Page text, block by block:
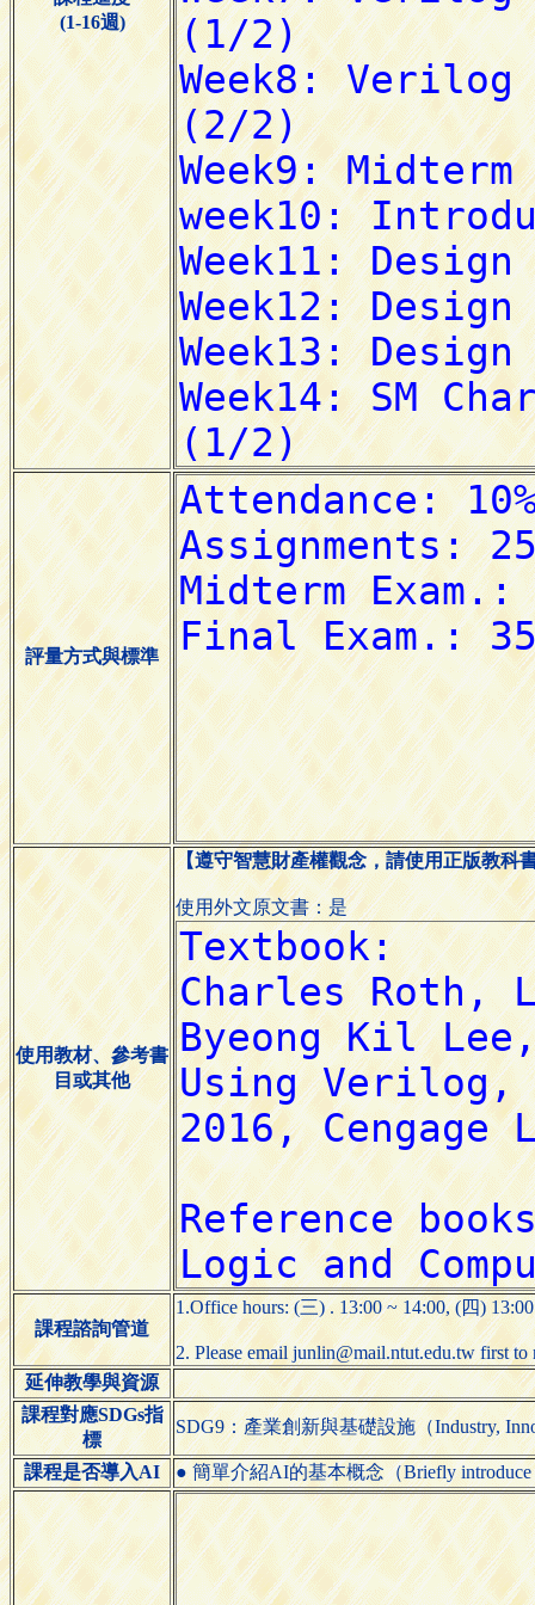
(1-16週)
評量方式與標準
使用教材、參考書
目或其他
【遵守智慧財產權觀念，請使用正版教科
使用外文原文書：是
課程諮詢管道
1.Office hours: (三) . 13:00 ~ 14:00, (四)
2. Please email junlin@mail.ntut.edu.tw first
延伸教學與資源
課程對應SDGs指
標
SDG9：產業創新與基礎設施（Industry,
課程是否導入AI ● 簡單介紹AI的基本概念（Briefly introduce